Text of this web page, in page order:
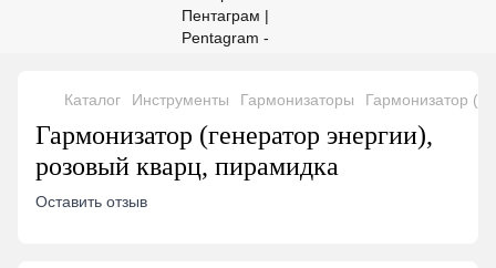
Каталог Инструменты Гармонизаторы Гармонизатор
Гармонизатор (генератор энергии),
розовый кварц, пирамидка
Оставить отзыв